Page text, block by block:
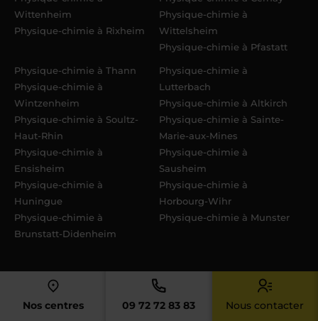
Nos centres 09 72 72 83 83 Nous contacter
Wittenheim
Physique-chimie à Rixheim
Physique-chimie à
Wittelsheim
Physique-chimie à Pfastatt
Physique-chimie à Thann
Physique-chimie à
Wintzenheim
Physique-chimie à Soultz-
Haut-Rhin
Physique-chimie à
Ensisheim
Physique-chimie à
Huningue
Physique-chimie à
Brunstatt-Didenheim
Physique-chimie à
Lutterbach
Physique-chimie à Altkirch
Physique-chimie à Sainte-
Marie-aux-Mines
Physique-chimie à
Sausheim
Physique-chimie à
Horbourg-Wihr
Physique-chimie à Munster
Accueil › Cartes produits supérieur – physique chimie